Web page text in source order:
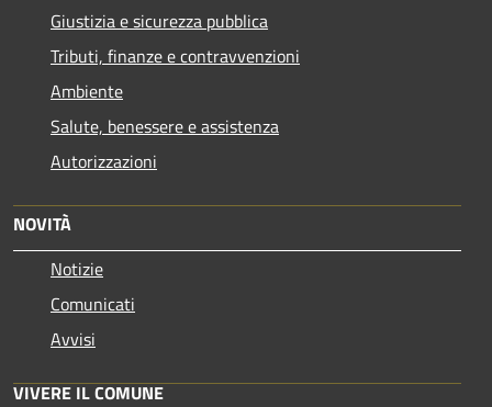
Giustizia e sicurezza pubblica
Tributi, finanze e contravvenzioni
Ambiente
Salute, benessere e assistenza
Autorizzazioni
NOVITÀ
Notizie
Comunicati
Avvisi
VIVERE IL COMUNE